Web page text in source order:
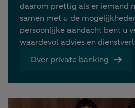
daarom prettig als er iemand
samen met u de
persoonlijke aandacht bent u
waardevol advies en
Over private banking